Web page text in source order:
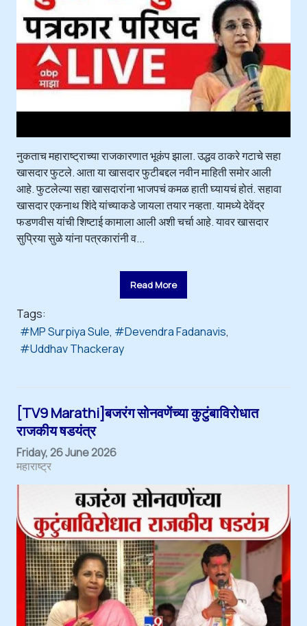
नुकताच महाराष्ट्राच्या राजकारणात भूकंप झाला. उद्धव ठाकरे गटाचे सहा
खासदार फुटले. आता या खासदार फुटीबद्दल नवीन माहिती समोर आली
आहे. फुटलेल्या सहा खासदारांना भाजपचं कमळ हाती घ्यायचं होतं. सहावा
खासदार एकनाथ शिंदे यांच्याकडे जायला तयार नव्हता. यामध्ये देवेंद्र
फडणवीस यांची शिष्टाई कामाला आली अशी चर्चा आहे. यावर खासदार
सुप्रिया सुळे यांना पत्रकारांनी व...
Read More
Tags:
MP Surpiya Sule
Devendra Fadanavis
Uddhav Thackeray
[TV9 Marathi]बजरंग सोनवणेंच्या कुटुंबाविरोधात
राजकीय षडयंत्र
Friday, 26 June 2026
महाराष्ट्र